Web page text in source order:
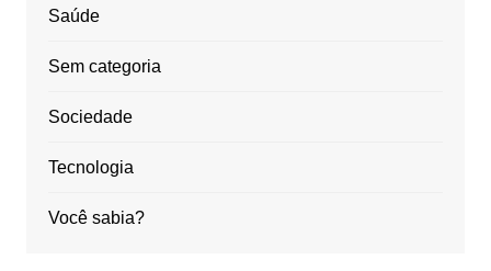
Saúde
Sem categoria
Sociedade
Tecnologia
Você sabia?